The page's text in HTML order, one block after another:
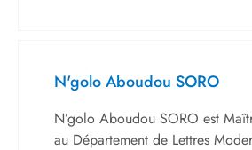
N'golo Aboudou SORO
N’golo Aboudou SORO est
au Département de Lettres